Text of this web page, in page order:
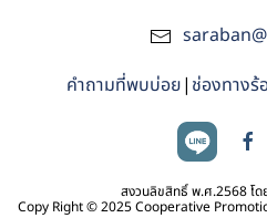
คำถามที่พบบ่อย| ช่องทางร้
สงวนลิขสิทธิ์ พ.ศ.2568 โ
Copy Right © 2025 Cooperative